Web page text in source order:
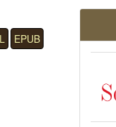
EPUB